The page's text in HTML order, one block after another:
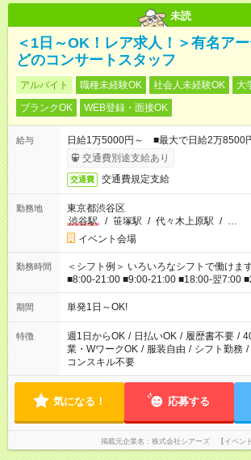
未読
＜1日～OK！レア求人！＞有名ア
どのコンサートスタッフ
アルバイト 職種未経験OK 社会人未経験OK
大
ブランクOK
WEB登録・面接OK
給与
日給1万5000円～ ■最大で日給2万8500
交通費別途支給あり
交通費 交通費規定支給
勤務地
東京都渋谷区
渋谷駅
/ 笹塚駅 / 代々木上原駅 / …
イベント会場
勤務時間
＜シフト例＞ いろいろなシフトで働けま
■8:00-21:00 ■9:00-21:00 ■18:00-翌7:00
期間 単発1日～OK!
特徴 週1日からOK / 日払いOK / 履歴書不要 /
業・WワークOK / 服装自由 / シフト勤務 /
コンスキル不要
気になる！ 応募する
掲載元企業名 株式会社シアーズ 【イベント